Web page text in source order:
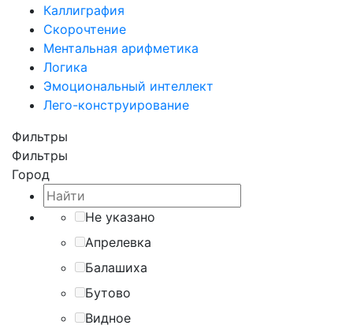
Каллиграфия
Скорочтение
Ментальная арифметика
Логика
Эмоциональный интеллект
Лего-конструирование
Фильтры
Фильтры
Город
Не указано
Апрелевка
Балашиха
Бутово
Видное